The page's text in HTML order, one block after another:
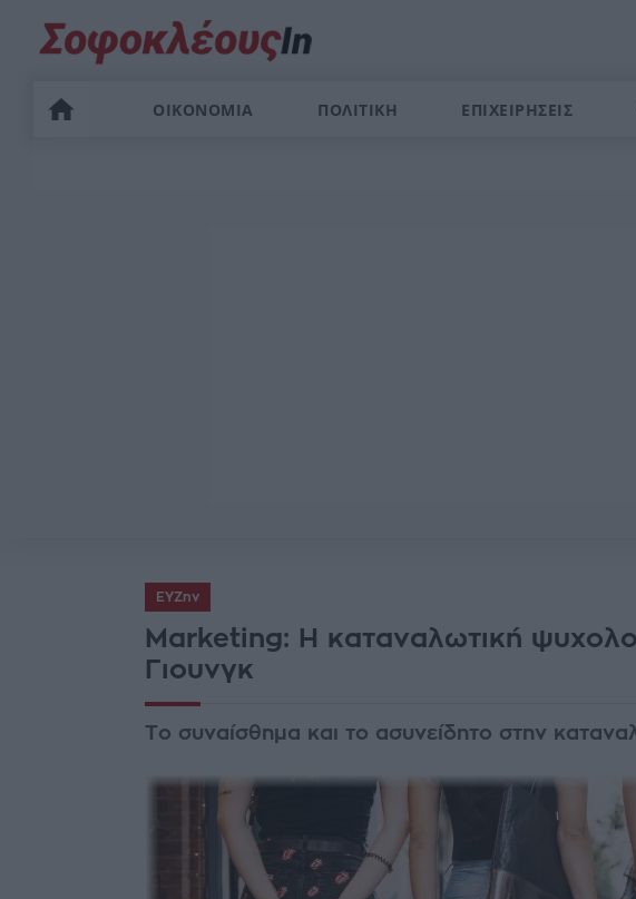
ΟΙΚΟΝΟΜΙΑ ΠΟΛΙΤΙΚΗ ΕΠΙΧΕΙΡΗΣΕΙΣ
ΕΥΖην
Marketing: Η καταναλωτική
Γιουνγκ
Το συναίσθημα και το ασυνείδητο στην